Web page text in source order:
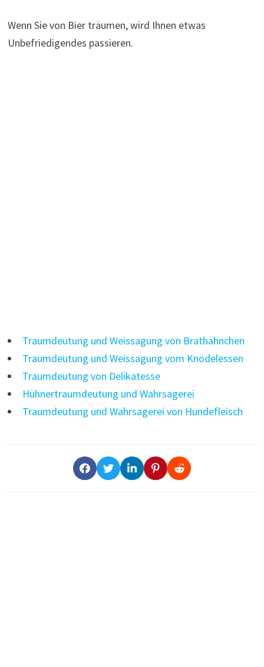
Wenn Sie von Bier träumen, wird Ihnen etwas
Unbefriedigendes passieren.
Traumdeutung und Weissagung von Brathähnchen
Traumdeutung und Weissagung vom Knödelessen
Traumdeutung von Delikatesse
Hühnertraumdeutung und Wahrsagerei
Traumdeutung und Wahrsagerei von Hundefleisch